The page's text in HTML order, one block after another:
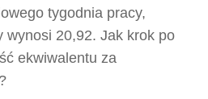
tygodnia pracy,
wynosi 20,92. Jak krok po
ekwiwalentu za